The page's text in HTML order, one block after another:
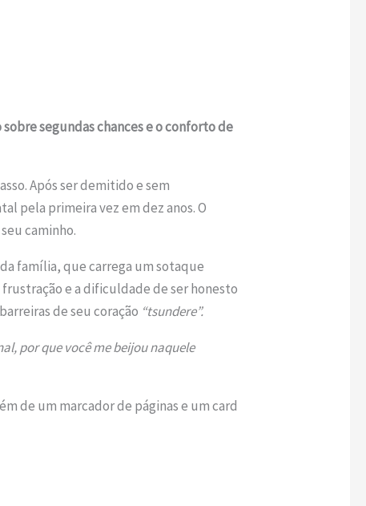
segundas chances e o conforto de
Após ser demitido e sem
pela primeira vez em dez anos. O
caminho.
família, que carrega um sotaque
e a dificuldade de ser honesto
de seu coração “tsundere”.
por que você me beijou naquele
de um marcador de páginas e um card